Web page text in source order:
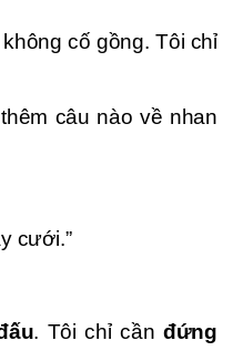
cố gồng. Tôi chỉ
câu nào về nhan
cưới.”
. Tôi chỉ cần đứng